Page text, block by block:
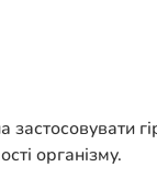
організму.